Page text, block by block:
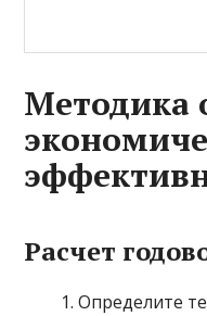
Методика
Расчет
Определите